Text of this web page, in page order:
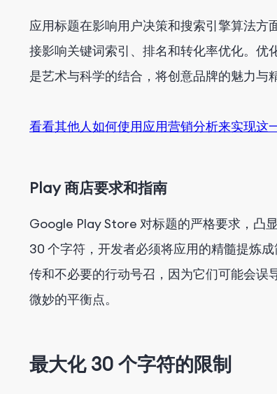
应用标题在影响用户决策和搜索引擎算法方
接影响关键词索引、排名和转化率优化。优
是艺术与科学的结合，将创意品牌的魅力与
看看其他人如何使用应用营销分析来实现这
Play 商店要求和指南
Google Play Store 对标题的严格要求，凸
30 个字符，开发者必须将应用的精髓提炼
传和不必要的行动号召，因为它们可能会误
微妙的平衡点。
最大化 30 个字符的限制